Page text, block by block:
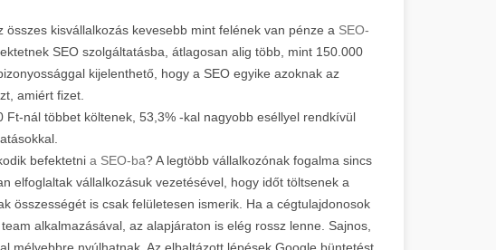
kisvállalkozás kevesebb mint felének van pénze a SEO-
SEO szolgáltatásba, átlagosan alig több, mint 150.000
kijelenthető, hogy a SEO egyike azoknak az
amiért fizet.
nál többet költenek, 53,3% -kal nagyobb eséllyel rendkívül
befektetni a SEO-ba? A legtöbb vállalkozónak fogalma sincs
elfoglaltak vállalkozásuk vezetésével, hogy időt töltsenek a
összességét is csak felületesen ismerik. Ha a cégtulajdonosok
alkalmazásával, az alapjáraton is elég rossz lenne. Sajnos,
mélyebbre nyúlhatnak. Az elbaltázott lépések Google büntetést